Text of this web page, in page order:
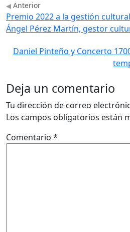
Anterior
Premio 2022 a la gestión
Ángel Pérez Martín, gestor
Daniel Pinteño y Concerto
Deja un comentario
Tu dirección de correo
Los campos obligatorios están
Comentario *